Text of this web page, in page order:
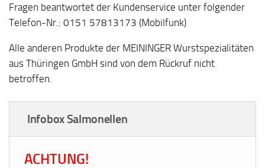
Fragen beantwortet der Kundenservice unter folgender
Telefon-Nr.: 0151 57813173 (Mobilfunk)
Alle anderen Produkte der MEININGER Wurstspezialitäten
aus Thüringen GmbH sind von dem Rückruf nicht
betroffen.
Infobox Salmonellen
ACHTUNG!